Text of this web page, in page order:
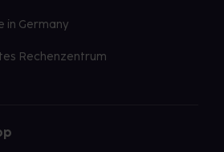
in Germany
Rechenzentrum